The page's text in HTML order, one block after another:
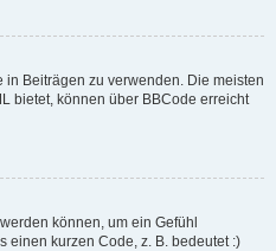
in Beiträgen zu verwenden. Die meisten
bietet, können über BBCode erreicht
können, um ein Gefühl
einen kurzen Code, z. B. bedeutet :)